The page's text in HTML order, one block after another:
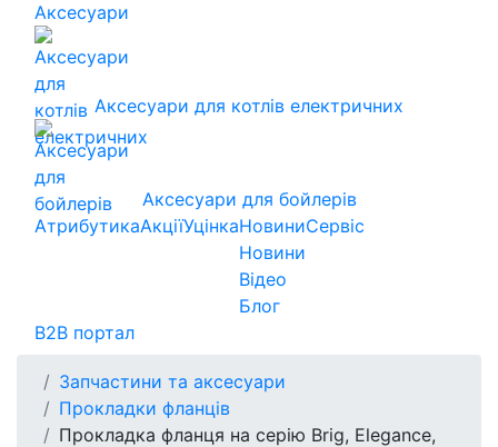
Аксесуари
Аксесуари для котлів електричних
Аксесуари для бойлерів
АтрибутикаАкціїУцінкаНовини
Новини
Відео
Блог
Сервіс
B2B портал
Запчастини та аксесуари
Прокладки фланців
Прокладка фланця на серію Brig, Elegance,